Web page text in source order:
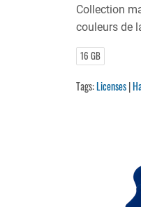
Collection
couleurs de
16 GB
Tags:Licenses|